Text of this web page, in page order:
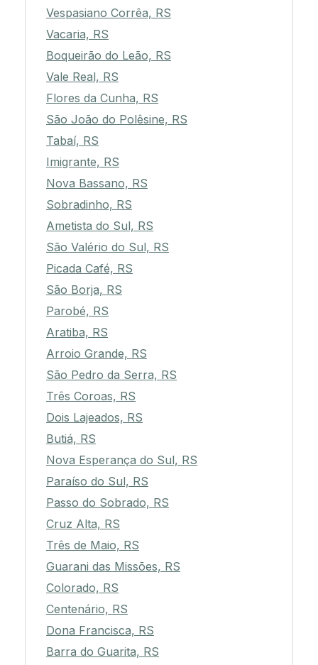
Vespasiano Corrêa, RS
Vacaria, RS
Boqueirão do Leão, RS
Vale Real, RS
Flores da Cunha, RS
São João do Polêsine, RS
Tabaí, RS
Imigrante, RS
Nova Bassano, RS
Sobradinho, RS
Ametista do Sul, RS
São Valério do Sul, RS
Picada Café, RS
São Borja, RS
Parobé, RS
Aratiba, RS
Arroio Grande, RS
São Pedro da Serra, RS
Três Coroas, RS
Dois Lajeados, RS
Butiá, RS
Nova Esperança do Sul, RS
Paraíso do Sul, RS
Passo do Sobrado, RS
Cruz Alta, RS
Três de Maio, RS
Guarani das Missões, RS
Colorado, RS
Centenário, RS
Dona Francisca, RS
Barra do Guarita, RS